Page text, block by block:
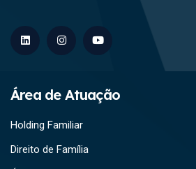
Área de Atuação
Holding Familiar
Direito de Família